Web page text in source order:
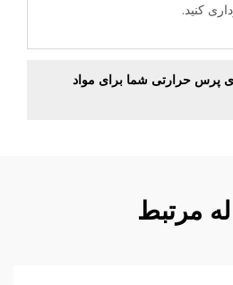
کنید.
پرس حرارتی شما برای مواد
مرتبط